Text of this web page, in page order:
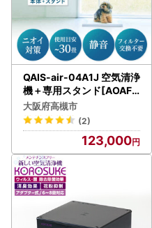
QAIS-air-04A1J 空気清浄
機＋専用スタンド[AOAF0
15] 空気清浄機
大阪府高槻市
(2)
123,000